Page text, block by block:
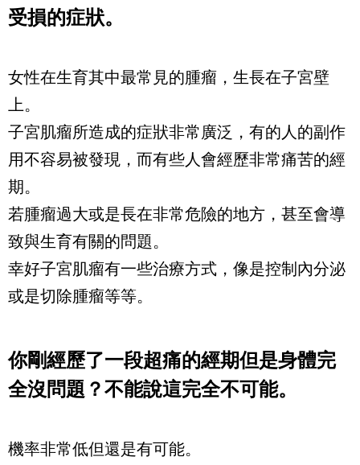
受損的症狀。
女性在生育其中最常見的腫瘤，生長在子宮壁
上。
子宮肌瘤所造成的症狀非常廣泛，有的人的副作
用不容易被發現，而有些人會經歷非常痛苦的經
期。
若腫瘤過大或是長在非常危險的地方，甚至會導
致與生育有關的問題。
幸好子宮肌瘤有一些治療方式，像是控制內分泌
或是切除腫瘤等等。
你剛經歷了一段超痛的經期但是身體完
全沒問題？不能說這完全不可能。
機率非常低但還是有可能。